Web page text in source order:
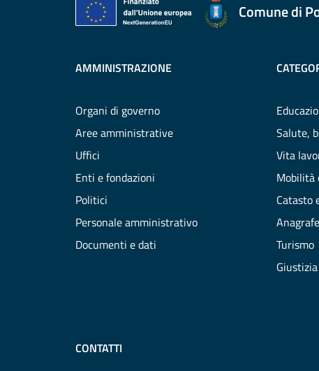
Comune di
AMMINISTRAZIONE
Organi di governo
Aree amministrative
Uffici
Enti e fondazioni
Politici
Personale amministrativo
Documenti e dati
Salute,
Vita
Mobilità
Catasto
Turismo
CONTATTI